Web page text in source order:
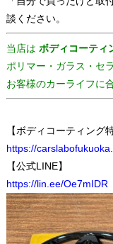
談ください。
当店は ボディコーティ
ポリマー・ガラス・セ
お客様のカーライフに
【ボディコーティング
https://
【公式LINE】
https://lin.ee/Oe7mIDR